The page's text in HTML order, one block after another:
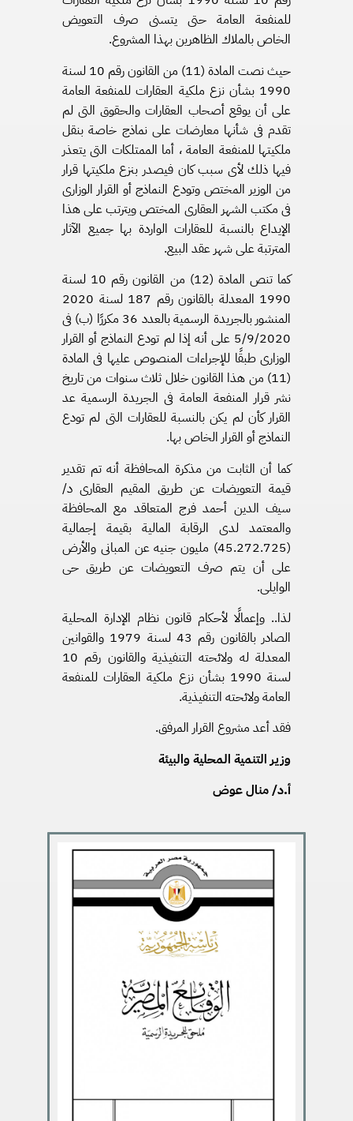
للمنفعة العامة حتى يتسنى صرف التعويض
الخاص بالملاك الظاهرين بهذا المشروع.
حيث نصت المادة (11) من القانون رقم 10 لسنة
1990 بشأن نزع ملكية العقارات للمنفعة العامة
على أن يوقع أصحاب العقارات والحقوق التى لم
تقدم فى شأنها معارضات على نماذج خاصة بنقل
ملكيتها للمنفعة العامة ، أما الممتلكات التى يتعذر
فيها ذلك لأى سبب كان فيصدر بنزع ملكيتها قرار
من الوزير المختص وتودع النماذج أو القرار الوزارى
فى مكتب الشهر العقارى المختص ويترتب على هذا
الإيداع بالنسبة للعقارات الواردة بها جميع الآثار
المترتبة على شهر عقد البيع.
كما تنص المادة (12) من القانون رقم 10 لسنة
1990 المعدلة بالقانون رقم 187 لسنة 2020
المنشور بالجريدة الرسمية بالعدد 36 مكررًا (ب) فى
5/9/2020 على أنه إذا لم تودع النماذج أو القرار
الوزارى طبقًا للإجراءات المنصوص عليها فى المادة
(11) من هذا القانون خلال ثلاث سنوات من تاريخ
نشر قرار المنفعة العامة فى الجريدة الرسمية عد
القرار كأن لم يكن بالنسبة للعقارات التى لم تودع
النماذج أو القرار الخاص بها.
كما أن الثابت من مذكرة المحافظة أنه تم تقدير
قيمة التعويضات عن طريق المقيم العقارى د/
سيف الدين أحمد فرج المتعاقد مع المحافظة
والمعتمد لدى الرقابة المالية بقيمة إجمالية
(45.272.725) مليون جنيه عن المبانى والأرض
على أن يتم صرف التعويضات عن طريق حى
الوايلى.
لذا.. وإعمالًا لأحكام قانون نظام الإدارة المحلية
الصادر بالقانون رقم 43 لسنة 1979 والقوانين
المعدلة له ولائحته التنفيذية والقانون رقم 10
لسنة 1990 بشأن نزع ملكية العقارات للمنفعة
العامة ولائحته التنفيذية.
فقد أعد مشروع القرار المرفق.
وزير التنمية المحلية والبيئة
أ.د/ منال عوض